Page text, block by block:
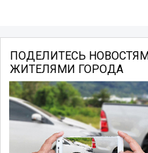
ПОДЕЛИТЕСЬ
ЖИТЕЛЯМИ ГОРОДА